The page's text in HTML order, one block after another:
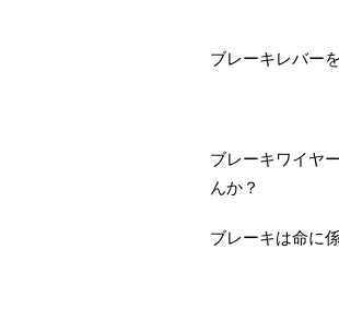
ブレーキレバー
ブレーキワイヤ
んか？
ブレーキは命に